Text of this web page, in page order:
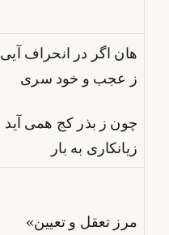
هان اگر در انحراف آیی
ز عجب و خود سری
چون ز بذر کج همی آید
زیانکاری به بار
«مرز تعقل و تعیین